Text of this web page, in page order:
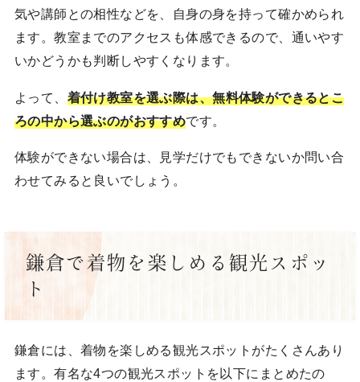
気や講師との相性などを、自身の身を持って確かめられ
ます。教室までのアクセスも体感できるので、通いやす
いかどうかも判断しやすくなります。
よって、 着付け教室を選ぶ際は、無料体験ができるとこ
ろの中から選ぶのがおすすめです。
体験ができない場合は、見学だけでもできないか問い合
わせてみると良いでしょう。
鎌倉で着物を楽しめる観光スポッ
ト
鎌倉には、着物を楽しめる観光スポットがたくさんあり
ます。有名な4つの観光スポットを以下にまとめたの